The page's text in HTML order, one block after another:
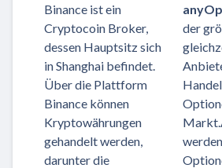
Binance ist ein
Cryptocoin Broker,
dessen Hauptsitz sich
in Shanghai befindet.
Über die Plattform
Binance können
Kryptowährungen
gehandelt werden,
darunter die
der